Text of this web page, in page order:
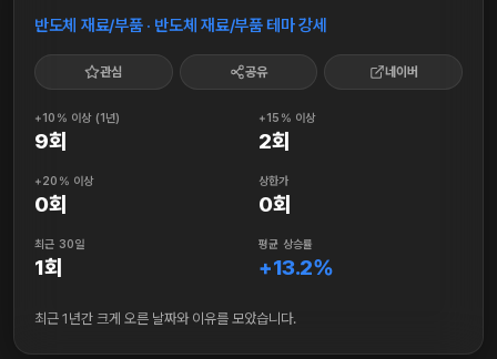
반도체 재료/부품 · 반도체 재료/부품 테마 강세
관심 공유 네이버
+10% 이상 (1년)
9회
+15% 이상
2회
+20% 이상
0회
상한가
0회
최근 30일
1회
평균 상승률
+13.2%
최근 1년간 크게 오른 날짜와 이유를 모았습니다.